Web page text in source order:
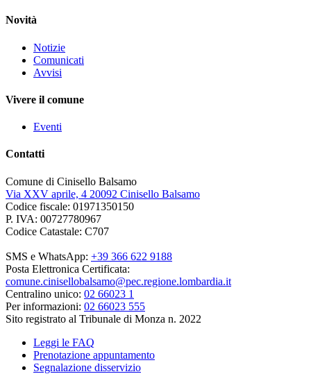
Novità
Notizie
Comunicati
Avvisi
Vivere il comune
Eventi
Contatti
Comune di Cinisello Balsamo
Via XXV aprile, 4 20092 Cinisello Balsamo
Codice fiscale: 01971350150
P. IVA: 00727780967
Codice Catastale: C707
SMS e WhatsApp: +39 366 622 9188
Posta Elettronica Certificata:
comune.cinisellobalsamo@pec.regione.lombardia.it
Centralino unico: 02 66023 1
Per informazioni: 02 66023 555
Sito registrato al Tribunale di Monza n. 2022
Leggi le FAQ
Prenotazione appuntamento
Segnalazione disservizio